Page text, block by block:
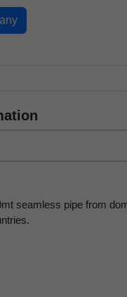
seamless pipe from